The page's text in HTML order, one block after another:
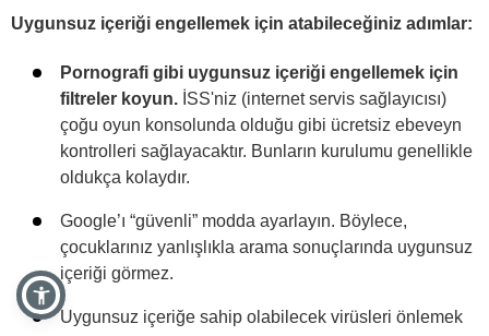
Uygunsuz içeriği engellemek için atabileceğiniz adımlar:
Pornografi gibi uygunsuz içeriği engellemek için
filtreler koyun. İSS'niz (internet servis sağlayıcısı)
çoğu oyun konsolunda olduğu gibi ücretsiz ebeveyn
kontrolleri sağlayacaktır. Bunların kurulumu genellikle
oldukça kolaydır.
Google’ı “güvenli” modda ayarlayın. Böylece,
çocuklarınız yanlışlıkla arama sonuçlarında uygunsuz
içeriği görmez.
Uygunsuz içeriğe sahip olabilecek virüsleri önlemek